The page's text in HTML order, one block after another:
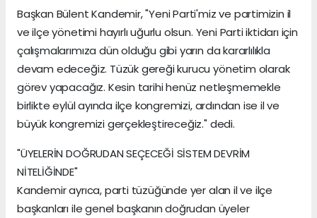
Başkan Bülent Kandemir, "Yeni Parti'miz ve partimizin il
ve ilçe yönetimi hayırlı uğurlu olsun. Yeni Parti iktidarı için
çalışmalarımıza dün olduğu gibi yarın da kararlılıkla
devam edeceğiz. Tüzük gereği kurucu yönetim olarak
görev yapacağız. Kesin tarihi henüz netleşmemekle
birlikte eylül ayında ilçe kongremizi, ardından ise il ve
büyük kongremizi gerçekleştireceğiz." dedi.
"ÜYELERİN DOĞRUDAN SEÇECEĞİ SİSTEM DEVRİM
NİTELİĞİNDE"
Kandemir ayrıca, parti tüzüğünde yer alan il ve ilçe
başkanları ile genel başkanın doğrudan üyeler